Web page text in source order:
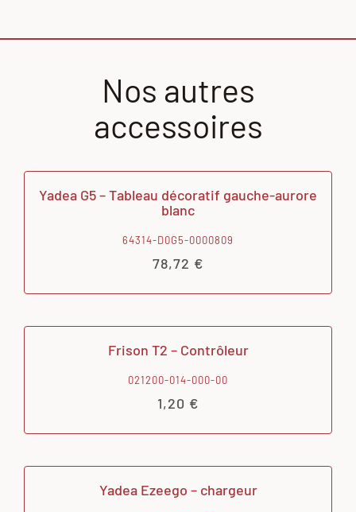
Nos autres
accessoires
Yadea G5 – Tableau décoratif gauche-aurore
blanc
64314-D0G5-0000809
78,72 €
Frison T2 – Contrôleur
021200-014-000-00
1,20 €
Yadea Ezeego – chargeur